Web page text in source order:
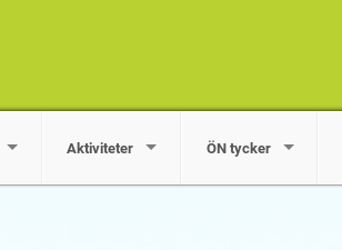
Aktiviteter ÖN tycker